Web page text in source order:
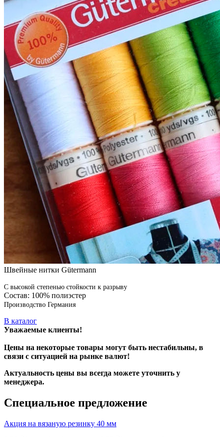
Швейные нитки Gütermann
С высокой степенью стойкости к разрыву
Состав: 100% полиэстер
Производство Германия
В каталог
Уважаемые клиенты!
Цены на некоторые товары могут быть нестабильны, в
связи с ситуацией на рынке валют!
Актуальность цены вы всегда можете уточнить у
менеджера.
Специальное предложение
Акция на вязаную резинку 40 мм